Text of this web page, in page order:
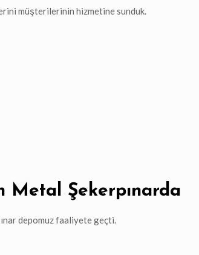
müşterilerinin hizmetine sunduk.
Metal Şekerpınarda
depomuz faaliyete geçti.